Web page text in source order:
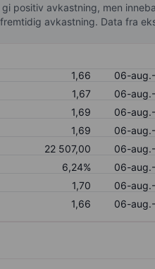
positiv avkastning, men
avkastning. Data fra
1,66
06-
1,67
06-
1,69
06-
1,69
06-
22 507,00
06-
6,24%
06-
1,70
06-
1,66 06-